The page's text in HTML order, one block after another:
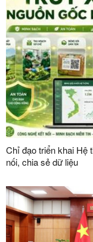
Chỉ đạo triển khai Hệ
nối, chia sẻ dữ liệu